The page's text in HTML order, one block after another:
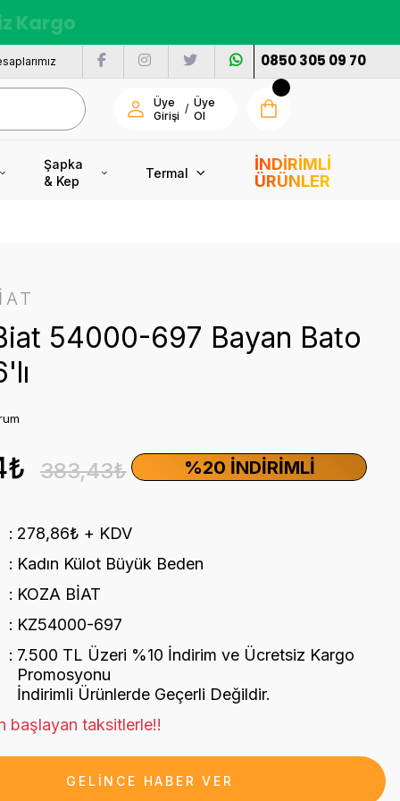
Kargo
0850 305 09 70
Üye
Girişi
/ Üye
Ol
Şapka
& Kep
Termal
İNDİRİMLİ
ÜRÜNLER
54000-697 Bayan Bato
%20 İNDIRIMLI
383,43₺
278,86₺ + KDV
Kadın Külot Büyük Beden
KOZA BİAT
KZ54000-697
7.500 TL Üzeri %10 İndirim ve Ücretsiz Kargo
Promosyonu
İndirimli Ürünlerde Geçerli Değildir.
başlayan taksitlerle!!
GELİNCE HABER VER